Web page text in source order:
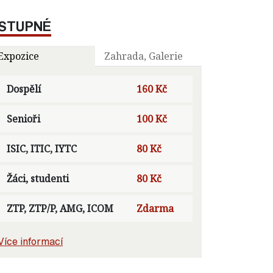
Zahrada, Galerie
Dospělí 160 Kč
Senioři 100 Kč
ISIC, ITIC, IYTC 80 Kč
Žáci, studenti 80 Kč
ZTP, ZTP/P, AMG, ICOM Zdarma
informací